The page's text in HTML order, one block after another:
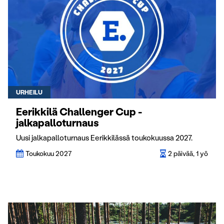
URHEILU
Eerikkilä Challenger Cup -
jalkapalloturnaus
Uusi jalkapalloturnaus Eerikkilässä toukokuussa 2027.
Toukokuu 2027 2 päivää, 1 yö